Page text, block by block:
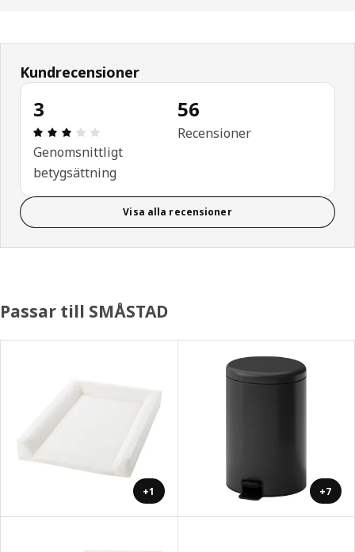
Kundrecensioner
3
Recension: 3 utav 5 stjärnor. Totalt antal
Genomsnittligt
betygsättning
56
Recensioner
Visa alla recensioner
Passar till SMÅSTAD
+1 +7